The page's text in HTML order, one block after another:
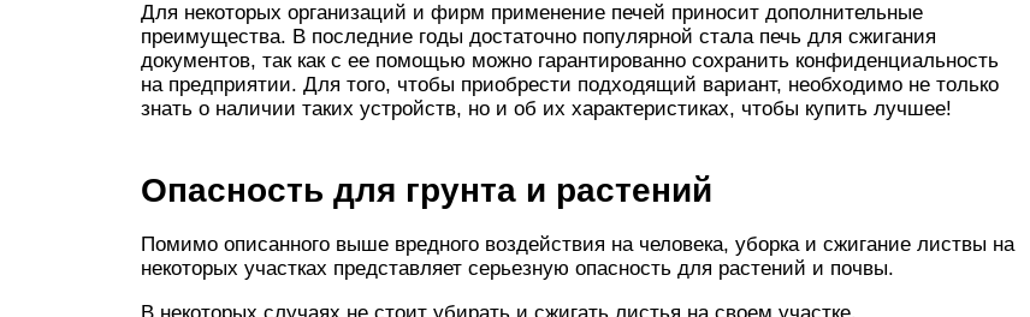
Для некоторых организаций и фирм применение печей приносит дополнительные
преимущества. В последние годы достаточно популярной стала печь для сжигания
документов, так как с ее помощью можно гарантированно сохранить конфиденциальность
на предприятии. Для того, чтобы приобрести подходящий вариант, необходимо не только
знать о наличии таких устройств, но и об их характеристиках, чтобы купить лучшее!
Опасность для грунта и растений
Помимо описанного выше вредного воздействия на человека, уборка и сжигание листвы на
некоторых участках представляет серьезную опасность для растений и почвы.